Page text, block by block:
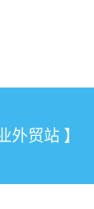
外贸站 】